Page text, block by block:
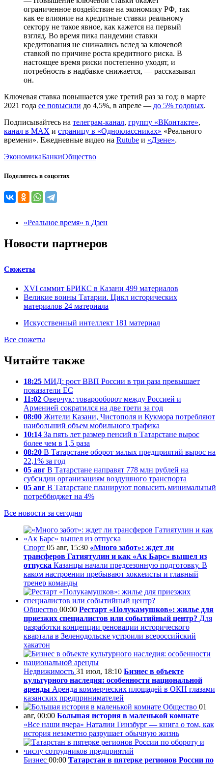
ограниченное воздействие на экономику РФ, так
как ее влияние на кредитные ставки реальному
сектору не такое явное, как кажется на первый
взгляд. Во время пика пандемии ставки
кредитования не снижались вслед за ключевой
ставкой по причине роста кредитного риска. В
настоящее время риски постепенно уходят, и
потребность в надбавке снижается, — рассказывал
он.
Ключевая ставка повышается уже третий раз за год: в марте
2021 года ее повысили до 4,5%, в апреле — до 5% годовых.
Подписывайтесь на телеграм-канал, группу «ВКонтакте»,
канал в MAX и страницу в «Одноклассниках» «Реального
времени». Ежедневные видео на Rutube и «Дзене».
ЭкономикаБанкиОбщество
Поделитесь в соцсетях
«Реальное время» в Дзен
Новости партнеров
Сюжеты
XVI саммит БРИКС в Казани 499 материалов
Великие воины Татарии. Цикл исторических
материалов 24 материала
Искусственный интеллект 181 материал
Все сюжеты
Читайте также
18:25 МИД: рост ВВП России в три раза превышает
показатели ЕС
11:02 Оверчук: товарооборот между Россией и
Арменией сократился на две трети за год
08:00 Жители Казани, Чистополя и Кукмора потребляют
наибольший объем мобильного трафика
10:14 За пять лет размер пенсий в Татарстане вырос
более чем в 1,5 раза
08:20 В Татарстане оборот малых предприятий вырос на
22,1% за год
05 авг В Татарстане направят 778 млн рублей на
субсидии организациям воздушного транспорта
05 авг В Татарстане планируют повысить минимальный
потреббюджет на 4%
Все новости за сегодня
Спорт 05 авг, 15:30 «Много забот»: ждет ли
трансферов Гатиятулин и как «Ак Барс» вышел из
отпуска Казанцы начали предсезонную подготовку. В
каком настроении пребывают хоккеисты и главный
тренер команды
Общество 00:00 Рестарт «Полукамушков»: жилье для
приезжих специалистов или событийный центр? Для
разработки концепции реновации исторического
квартала в Зеленодольске устроили всероссийский
хакатон
Недвижимость 31 июл, 18:10 Бизнес в объекте
культурного наследия: особенности национальной
аренды Аренда коммерческих площадей в ОКН глазами
казанских предпринимателей
Общество 01
авг, 00:00 Большая история в маленькой комнате
«Все наши вчера» Наталии Гинзбург — книга о том, как
история незаметно разрушает обычную жизнь
Бизнес 00:00 Татарстан в пятерке регионов России по